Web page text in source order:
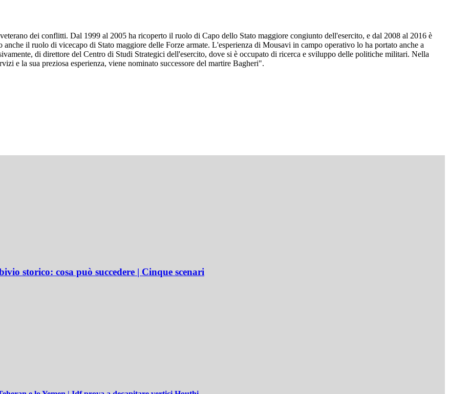
dei conflitti. Dal 1999 al 2005 ha ricoperto il ruolo di Capo dello Stato maggiore congiunto dell'esercito, e dal 2008 al 2016 è
il ruolo di vicecapo di Stato maggiore delle Forze armate. L'esperienza di Mousavi in campo operativo lo ha portato anche a
di direttore del Centro di Studi Strategici dell'esercito, dove si è occupato di ricerca e sviluppo delle politiche militari. Nella
e la sua preziosa esperienza, viene nominato successore del martire Bagheri".
storico: cosa può succedere | Cinque scenari